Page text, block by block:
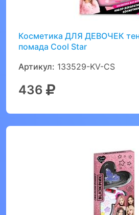
Косметика ДЛЯ ДЕВОЧЕК
помада Cool Star
Артикул: 133529-KV-CS
436